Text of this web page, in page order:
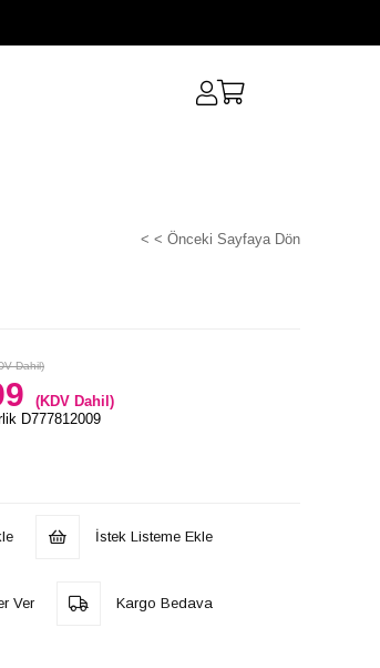
< < Önceki Sayfaya Dön
Dahil)
(KDV Dahil)
D777812009
İstek Listeme Ekle
Ver Kargo Bedava